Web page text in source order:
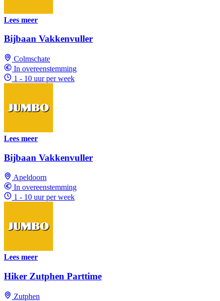
Lees meer
Bijbaan Vakkenvuller
Colmschate
In overeenstemming
1 - 10 uur per week
Lees meer
Bijbaan Vakkenvuller
Apeldoorn
In overeenstemming
1 - 10 uur per week
Lees meer
Hiker Zutphen Parttime
Zutphen